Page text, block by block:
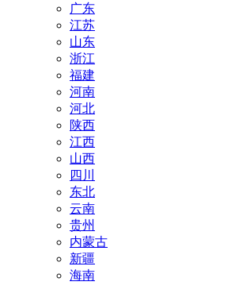
广东
江苏
山东
浙江
福建
河南
河北
陕西
江西
山西
四川
东北
云南
贵州
内蒙古
新疆
海南